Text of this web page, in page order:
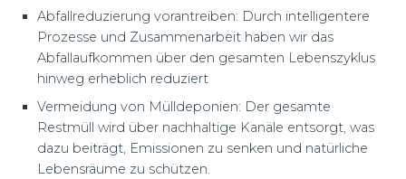
Abfallreduzierung vorantreiben: Durch intelligentere
Prozesse und Zusammenarbeit haben wir das
Abfallaufkommen über den gesamten Lebenszyklus
hinweg erheblich reduziert
Vermeidung von Mülldeponien: Der gesamte
Restmüll wird über nachhaltige Kanäle entsorgt, was
dazu beiträgt, Emissionen zu senken und natürliche
Lebensräume zu schützen.